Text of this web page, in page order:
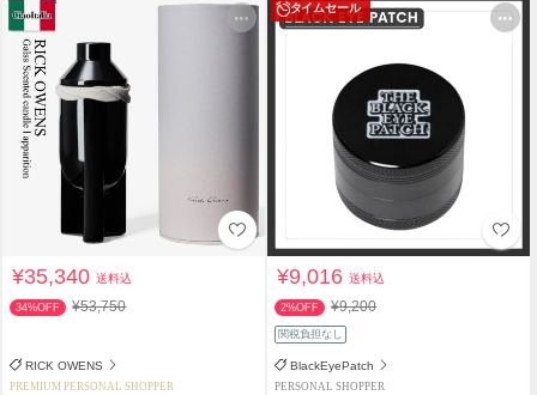
¥35,340送料込
34%OFF ¥53,750
RICK OWENS
PREMIUM PERSONAL SHOPPER
タイムセール
¥9,016送料込
2%OFF ¥9,200
関税負担なし
BlackEyePatch
PERSONAL SHOPPER